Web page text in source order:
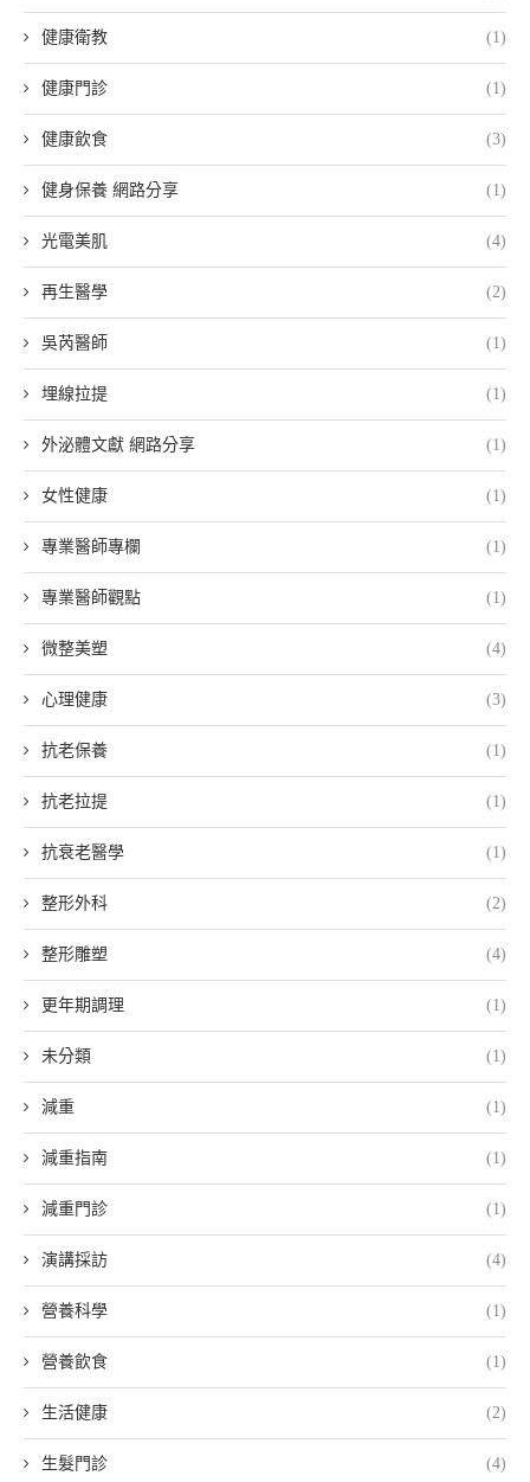
健康衛教 (1)
健康門診 (1)
健康飲食 (3)
健身保養 網路分享 (1)
光電美肌 (4)
再生醫學 (2)
吳芮醫師 (1)
埋線拉提 (1)
外泌體文獻 網路分享 (1)
女性健康 (1)
專業醫師專欄 (1)
專業醫師觀點 (1)
微整美塑 (4)
心理健康 (3)
抗老保養 (1)
抗老拉提 (1)
抗衰老醫學 (1)
整形外科 (2)
整形雕塑 (4)
更年期調理 (1)
未分類 (1)
減重 (1)
減重指南 (1)
減重門診 (1)
演講採訪 (4)
營養科學 (1)
營養飲食 (1)
生活健康 (2)
生髮門診 (4)